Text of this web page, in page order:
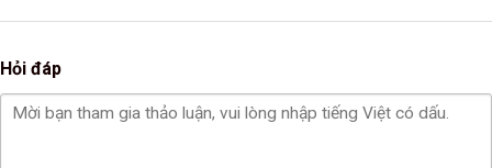
Hỏi đáp